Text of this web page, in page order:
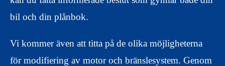
bil och din plånbok.
Vi kommer även att titta på de olika möjligheterna
för modifiering av motor och bränslesystem. Genom